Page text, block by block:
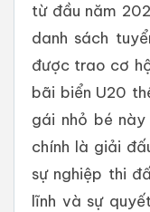
từ đầu năm
danh sách
được trao cơ
bãi biển U20
gái nhỏ bé
chính là giải
sự nghiệp thi
lĩnh và sự